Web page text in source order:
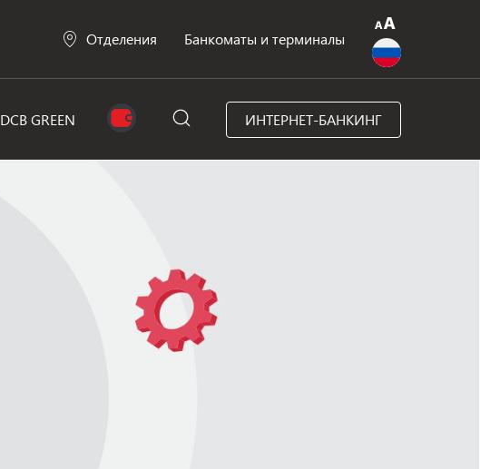
Отделения Банкоматы и терминалы
DCB GREEN ИНТЕРНЕТ-БАНКИНГ